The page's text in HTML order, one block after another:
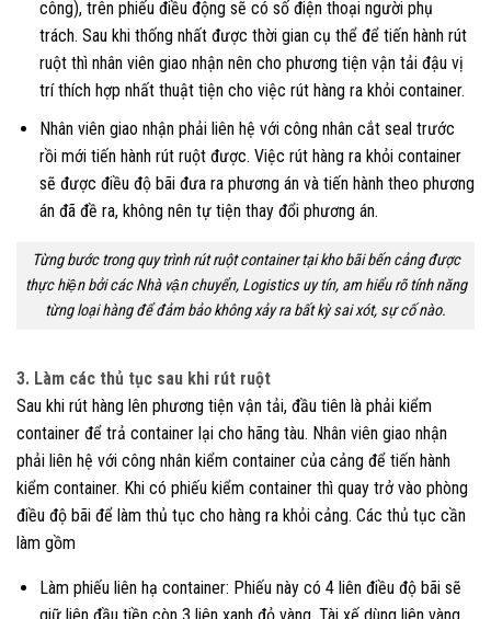
công), trên phiếu điều động sẽ có số điện thoại người phụ
trách. Sau khi thống nhất được thời gian cụ thể để tiến hành rút
ruột thì nhân viên giao nhận nên cho phương tiện vận tải đậu vị
trí thích hợp nhất thuật tiện cho việc rút hàng ra khỏi container.
Nhân viên giao nhận phải liên hệ với công nhân cắt seal trước
rồi mới tiến hành rút ruột được. Việc rút hàng ra khỏi container
sẽ được điều độ bãi đưa ra phương án và tiến hành theo phương
án đã đề ra, không nên tự tiện thay đổi phương án.
Từng bước trong quy trình rút ruột container tại kho bãi bến cảng được
thực hiện bởi các Nhà vận chuyển, Logistics uy tín, am hiểu rõ tính năng
từng loại hàng để đảm bảo không xảy ra bất kỳ sai xót, sự cố nào.
3. Làm các thủ tục sau khi rút ruột
Sau khi rút hàng lên phương tiện vận tải, đầu tiên là phải kiểm
container để trả container lại cho hãng tàu. Nhân viên giao nhận
phải liên hệ với công nhân kiểm container của cảng để tiến hành
kiểm container. Khi có phiếu kiểm container thì quay trở vào phòng
điều độ bãi để làm thủ tục cho hàng ra khỏi cảng. Các thủ tục cần
làm gồm
Làm phiếu liên hạ container: Phiếu này có 4 liên điều độ bãi sẽ